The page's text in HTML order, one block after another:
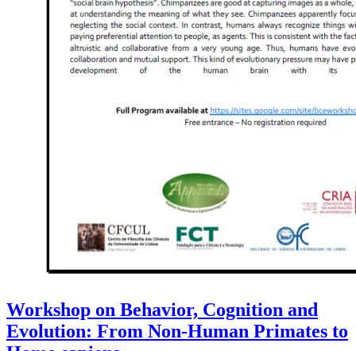
Workshop on Behavior, Cognition and
Evolution: From Non-Human Primates to